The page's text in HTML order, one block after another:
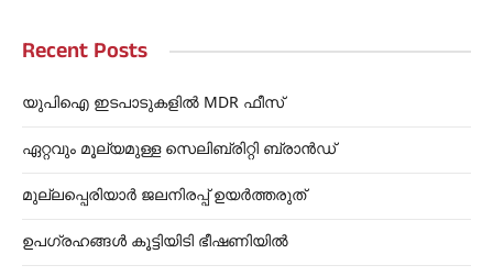
Recent Posts
യുപിഐ ഇടപാടുകളിൽ MDR ഫീസ്
ഏറ്റവും മൂല്യമുള്ള സെലിബ്രിറ്റി ബ്രാൻഡ്
മുല്ലപ്പെരിയാർ ജലനിരപ്പ് ഉയർത്തരുത്
ഉപഗ്രഹങ്ങൾ കൂട്ടിയിടി ഭീഷണിയിൽ